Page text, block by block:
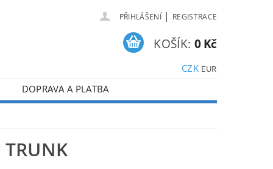
PŘIHLÁŠENÍ | REGISTRACE
CZK EUR
KOŠÍK: 0 Kč
DOPRAVA A PLATBA
TRUNK